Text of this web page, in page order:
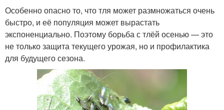
Особенно опасно то, что тля может размножаться очень
быстро, и её популяция может вырастать
экспоненциально. Поэтому борьба с тлёй осенью — это
не только защита текущего урожая, но и профилактика
для будущего сезона.